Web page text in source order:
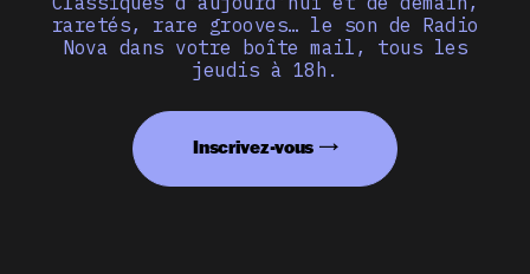
raretés, rare grooves… le son de Radio
Nova dans votre boîte mail, tous les
jeudis à 18h.
Inscrivez-vous